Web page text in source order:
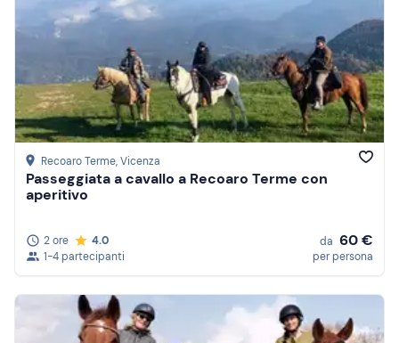
Recoaro Terme, Vicenza
Passeggiata a cavallo a Recoaro Terme con
aperitivo
2 ore
4.0
1-4 partecipanti
da 60 €
per persona